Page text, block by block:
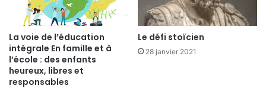
La voie de l’éducation
intégrale En famille et à
l’école : des enfants
heureux, libres et
responsables
Le défi stoïcien
28 janvier 2021